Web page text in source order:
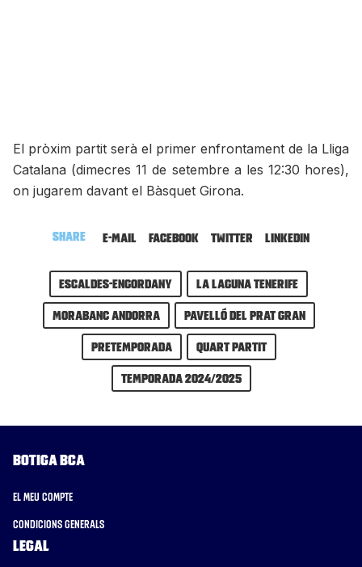
El pròxim partit serà el primer enfrontament de la Lliga
Catalana (dimecres 11 de setembre a les 12:30 hores),
on jugarem davant el Bàsquet Girona.
Share E-mail Facebook Twitter LinkedIn
escaldes-engordany
La Laguna Tenerife
MoraBanc Andorra
Pavelló del Prat Gran
Pretemporada
Quart partit
Temporada 2024/2025
Botiga BCA
El meu compte
Condicions generals
Legal